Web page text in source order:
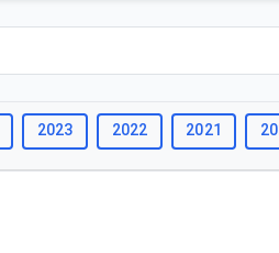
2023 2022 2021